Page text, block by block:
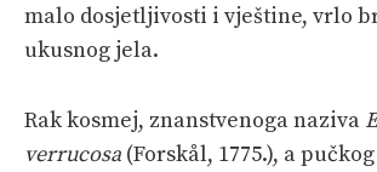
malo dosjetljivosti i vještine, vrlo
ukusnog jela.
Rak kosmej, znanstvenoga naziva
verrucosa (Forskål, 1775.), a